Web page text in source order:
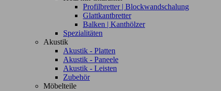
Profilbretter | Blockwandschalung
Glattkantbretter
Balken | Kanthölzer
Spezialitäten
Akustik
Akustik - Platten
Akustik - Paneele
Akustik - Leisten
Zubehör
Möbelteile